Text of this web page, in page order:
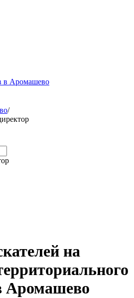
в Аромашево
/
на
Аромашево